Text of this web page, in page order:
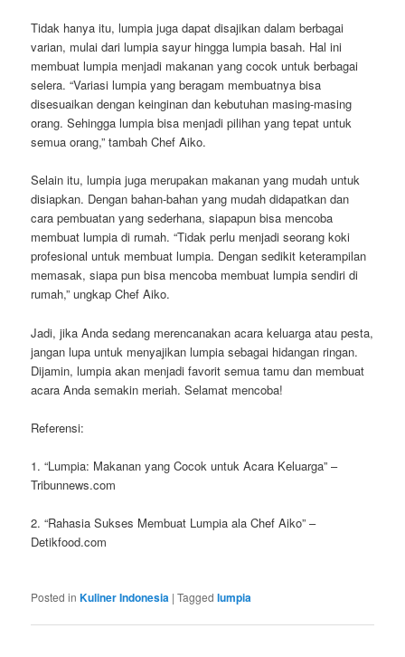
Tidak hanya itu, lumpia juga dapat disajikan dalam berbagai
varian, mulai dari lumpia sayur hingga lumpia basah. Hal ini
membuat lumpia menjadi makanan yang cocok untuk berbagai
selera. “Variasi lumpia yang beragam membuatnya bisa
disesuaikan dengan keinginan dan kebutuhan masing-masing
orang. Sehingga lumpia bisa menjadi pilihan yang tepat untuk
semua orang,” tambah Chef Aiko.
Selain itu, lumpia juga merupakan makanan yang mudah untuk
disiapkan. Dengan bahan-bahan yang mudah didapatkan dan
cara pembuatan yang sederhana, siapapun bisa mencoba
membuat lumpia di rumah. “Tidak perlu menjadi seorang koki
profesional untuk membuat lumpia. Dengan sedikit keterampilan
memasak, siapa pun bisa mencoba membuat lumpia sendiri di
rumah,” ungkap Chef Aiko.
Jadi, jika Anda sedang merencanakan acara keluarga atau pesta,
jangan lupa untuk menyajikan lumpia sebagai hidangan ringan.
Dijamin, lumpia akan menjadi favorit semua tamu dan membuat
acara Anda semakin meriah. Selamat mencoba!
Referensi:
1. “Lumpia: Makanan yang Cocok untuk Acara Keluarga” –
Tribunnews.com
2. “Rahasia Sukses Membuat Lumpia ala Chef Aiko” –
Detikfood.com
Posted in Kuliner Indonesia |Tagged lumpia